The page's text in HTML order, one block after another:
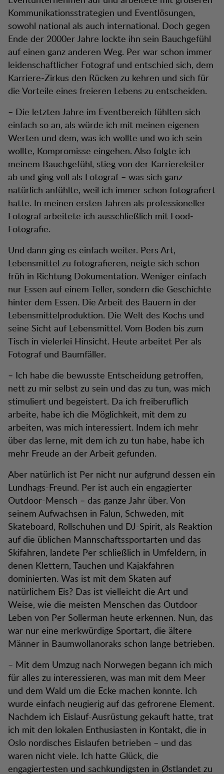
Kommunikationsstrategien und Eventlösungen,
sowohl national als auch international. Doch gegen
Ende der 2000er Jahre lockte ihn sein Bauchgefühl
auf einen ganz anderen Weg. Per war schon immer
leidenschaftlicher Fotograf und entschied sich, dem
Karriere-Zirkus den Rücken zu kehren und sich für
die Vorteile eines freieren Lebens zu entscheiden.
– Die letzten Jahre im Eventbereich fühlten sich
einfach so an, als würde ich mit meinen eigenen
Werten und dem, was ich wollte und wo ich sein
wollte, Kompromisse eingehen. Also folgte ich
meinem Bauchgefühl, stieg von der Karriereleiter
ab und ging voll als Fotograf – was sich ganz
natürlich anfühlte, weil ich immer schon fotografiert
hatte. In meinen ersten Jahren als professioneller
Fotograf arbeitete ich ausschließlich mit Food-
Fotografie.
Und dann ging es einfach weiter. Pers Art,
Lebensmittel zu fotografieren, neigte sich schon
früh in Richtung Dokumentation. Weniger einfach
nur Essen auf einem Teller, sondern die Geschichte
hinter dem Essen. Die Arbeit des Bauern in der
Lebensmittelproduktion. Die Welt des Kochs und
seine Sicht auf Lebensmittel. Vom Boden bis zum
Tisch in vielerlei Hinsicht. Heute arbeitet Per als
Fotograf und Baumfäller.
– Ich habe die bewusste Entscheidung getroffen,
nett zu mir selbst zu sein und das zu tun, was mich
stimuliert und begeistert. Da ich freiberuflich
arbeite, habe ich die Möglichkeit, mit dem zu
arbeiten, was mich interessiert. Indem ich mehr
über das lerne, mit dem ich zu tun habe, habe ich
mehr Freude an der Arbeit gefunden.
Aber natürlich ist Per nicht nur aufgrund dessen ein
Lundhags-Freund. Per ist auch ein engagierter
Outdoor-Mensch – das ganze Jahr über. Von
seinem Aufwachsen in Falun, Schweden, mit
Skateboard, Rollschuhen und DJ-Spirit, als Reaktion
auf die üblichen Mannschaftssportarten und das
Skifahren, landete Per schließlich in Umfeldern, in
denen Klettern, Tauchen und Kajakfahren
dominierten. Was ist mit dem Skaten auf
natürlichem Eis? Das ist vielleicht die Art und
Weise, wie die meisten Menschen das Outdoor-
Leben von Per Sollerman heute erkennen. Nun, das
war nur eine merkwürdige Sportart, die ältere
Männer in Baumwollanoraks schon lange betrieben.
– Mit dem Umzug nach Norwegen begann ich mich
für alles zu interessieren, was man mit dem Meer
und dem Wald um die Ecke machen konnte. Ich
wurde einfach neugierig auf das gefrorene Element.
Nachdem ich Eislauf-Ausrüstung gekauft hatte, trat
ich mit den lokalen Enthusiasten in Kontakt, die in
Oslo nordisches Eislaufen betrieben – und das
waren nicht viele. Ich hatte Glück, die
engagiertesten und sachkundigsten in Østlandet zu